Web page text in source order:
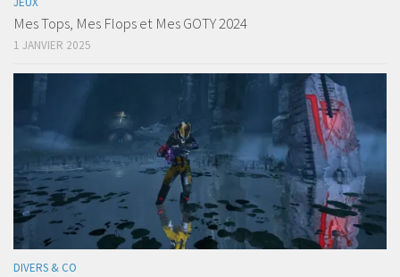
Mes Tops, Mes Flops et Mes GOTY 2024
1 JANVIER 2025
DIVERS & CO